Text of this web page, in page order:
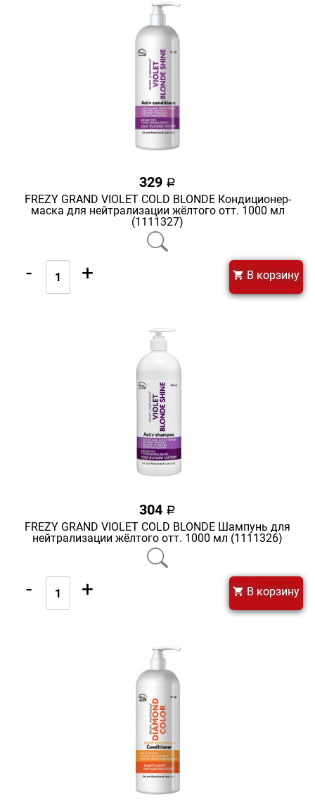
329 a
FREZY GRAND VIOLET COLD BLONDE Кондиционер-
маска для нейтрализации жёлтого отт. 1000 мл
(1111327)
- + В корзину
304 a
FREZY GRAND VIOLET COLD BLONDE Шампунь для
нейтрализации жёлтого отт. 1000 мл (1111326)
- + В корзину